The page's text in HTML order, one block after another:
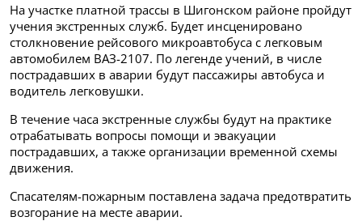
На участке платной трассы в Шигонском районе пройдут
учения экстренных служб. Будет инсценировано
столкновение рейсового микроавтобуса с легковым
автомобилем ВАЗ-2107. По легенде учений, в числе
пострадавших в аварии будут пассажиры автобуса и
водитель легковушки.
В течение часа экстренные службы будут на практике
отрабатывать вопросы помощи и эвакуации
пострадавших, а также организации временной схемы
движения.
Спасателям-пожарным поставлена задача предотвратить
возгорание на месте аварии.